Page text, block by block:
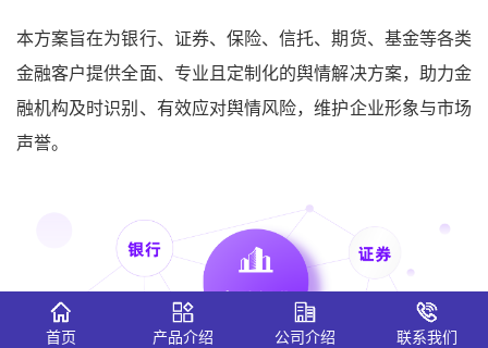
本方案旨在为银行、证券、保险、信托、期货、基金等各类
金融客户提供全面、专业且定制化的舆情解决方案，助力金
融机构及时识别、有效应对舆情风险，维护企业形象与市场
声誉。
首页 产品介绍 公司介绍 联系我们